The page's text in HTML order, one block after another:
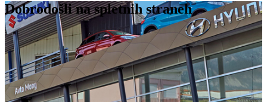
Dobrodošli na spletnih straneh